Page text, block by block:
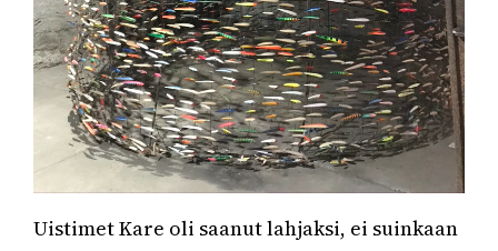
Uistimet Kare oli saanut lahjaksi, ei suinkaan